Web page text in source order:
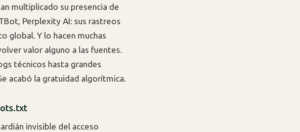
multiplicado su presencia de
Perplexity AI: sus rastreos
global. Y lo hacen muchas
valor alguno a las fuentes.
técnicos hasta grandes
acabó la gratuidad algorítmica.
invisible del acceso